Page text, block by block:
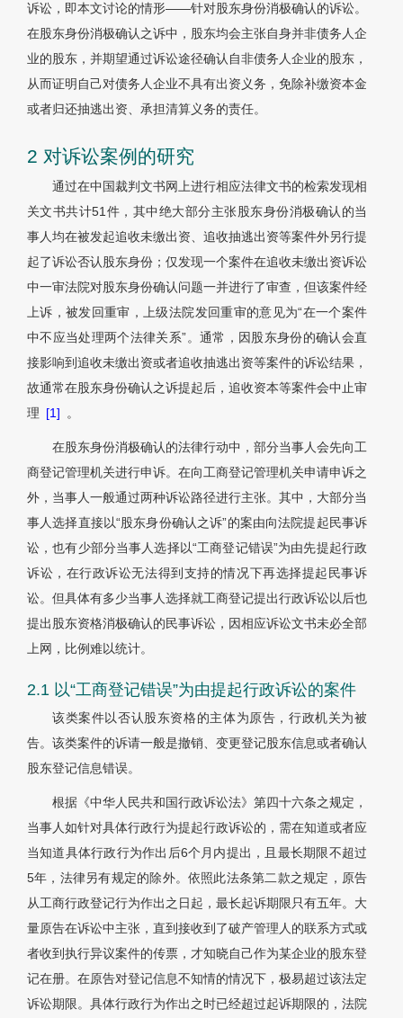
诉讼，即本文讨论的情形——针对股东身份消极确认的诉讼。
在股东身份消极确认之诉中，股东均会主张自身并非债务人企
业的股东，并期望通过诉讼途径确认自非债务人企业的股东，
从而证明自己对债务人企业不具有出资义务，免除补缴资本金
或者归还抽逃出资、承担清算义务的责任。
2 对诉讼案例的研究
通过在中国裁判文书网上进行相应法律文书的检索发现相
关文书共计51件，其中绝大部分主张股东身份消极确认的当
事人均在被发起追收未缴出资、追收抽逃出资等案件外另行提
起了诉讼否认股东身份；仅发现一个案件在追收未缴出资诉讼
中一审法院对股东身份确认问题一并进行了审查，但该案件经
上诉，被发回重审，上级法院发回重审的意见为“在一个案件
中不应当处理两个法律关系”。通常，因股东身份的确认会直
接影响到追收未缴出资或者追收抽逃出资等案件的诉讼结果，
故通常在股东身份确认之诉提起后，追收资本等案件会中止审
理 [1] 。
在股东身份消极确认的法律行动中，部分当事人会先向工
商登记管理机关进行申诉。在向工商登记管理机关申请申诉之
外，当事人一般通过两种诉讼路径进行主张。其中，大部分当
事人选择直接以“股东身份确认之诉”的案由向法院提起民事诉
讼，也有少部分当事人选择以“工商登记错误”为由先提起行政
诉讼，在行政诉讼无法得到支持的情况下再选择提起民事诉
讼。但具体有多少当事人选择就工商登记提出行政诉讼以后也
提出股东资格消极确认的民事诉讼，因相应诉讼文书未必全部
上网，比例难以统计。
2.1 以“工商登记错误”为由提起行政诉讼的案件
该类案件以否认股东资格的主体为原告，行政机关为被
告。该类案件的诉请一般是撤销、变更登记股东信息或者确认
股东登记信息错误。
根据《中华人民共和国行政诉讼法》第四十六条之规定，
当事人如针对具体行政行为提起行政诉讼的，需在知道或者应
当知道具体行政行为作出后6个月内提出，且最长期限不超过
5年，法律另有规定的除外。依照此法条第二款之规定，原告
从工商行政登记行为作出之日起，最长起诉期限只有五年。大
量原告在诉讼中主张，直到接收到了破产管理人的联系方式或
者收到执行异议案件的传票，才知晓自己作为某企业的股东登
记在册。在原告对登记信息不知情的情况下，极易超过该法定
诉讼期限。具体行政行为作出之时已经超过起诉期限的，法院